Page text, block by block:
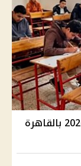
آخر موعد لتظلمات الشهادة الإعدادية 2026 بالقاهرة